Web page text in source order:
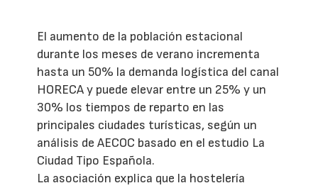
El aumento de la población estacional
durante los meses de verano incrementa
hasta un 50% la demanda logística del canal
HORECA y puede elevar entre un 25% y un
30% los tiempos de reparto en las
principales ciudades turísticas, según un
análisis de AECOC basado en el estudio La
Ciudad Tipo Española.
La asociación explica que la hostelería